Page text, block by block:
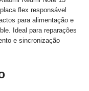
flex responsável
para alimentação e
Ideal para reparações
e sincronização